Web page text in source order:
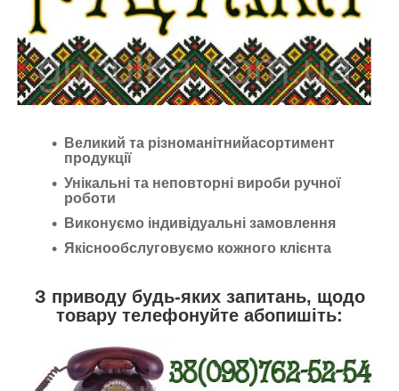
Великий та різноманітнийасортимент
продукції
Унікальні та неповторні вироби ручної
роботи
Виконуємо індивідуальні замовлення
Якіснообслуговуємо кожного клієнта
З приводу будь-яких запитань, щодо
товару телефонуйте абопишіть: